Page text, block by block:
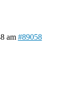
am #89058